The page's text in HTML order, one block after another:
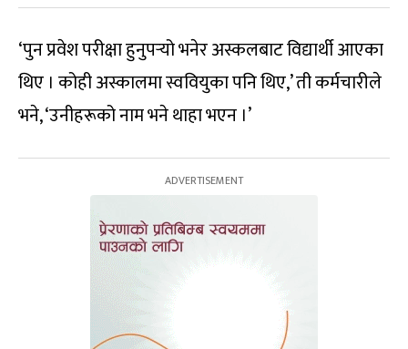
‘पुन प्रवेश परीक्षा हुनुपर्‍यो भनेर अस्कलबाट विद्यार्थी आएका
थिए । कोही अस्कालमा स्ववियुका पनि थिए,’ ती कर्मचारीले
भने, ‘उनीहरूको नाम भने थाहा भएन ।’